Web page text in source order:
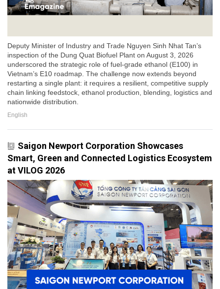
Deputy Minister of Industry and Trade Nguyen Sinh Nhat Tan’s
inspection of the Dung Quat Biofuel Plant on August 3, 2026
underscored the strategic role of fuel-grade ethanol (E100) in
Vietnam’s E10 roadmap. The challenge now extends beyond
restarting a single plant: it requires a resilient, competitive supply
chain linking feedstock, ethanol production, blending, logistics and
nationwide distribution.
English
Saigon Newport Corporation Showcases
Smart, Green and Connected Logistics Ecosystem
at VILOG 2026